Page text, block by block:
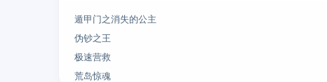
遁甲门之消失的公主
伪钞之王
极速营救
荒岛惊魂